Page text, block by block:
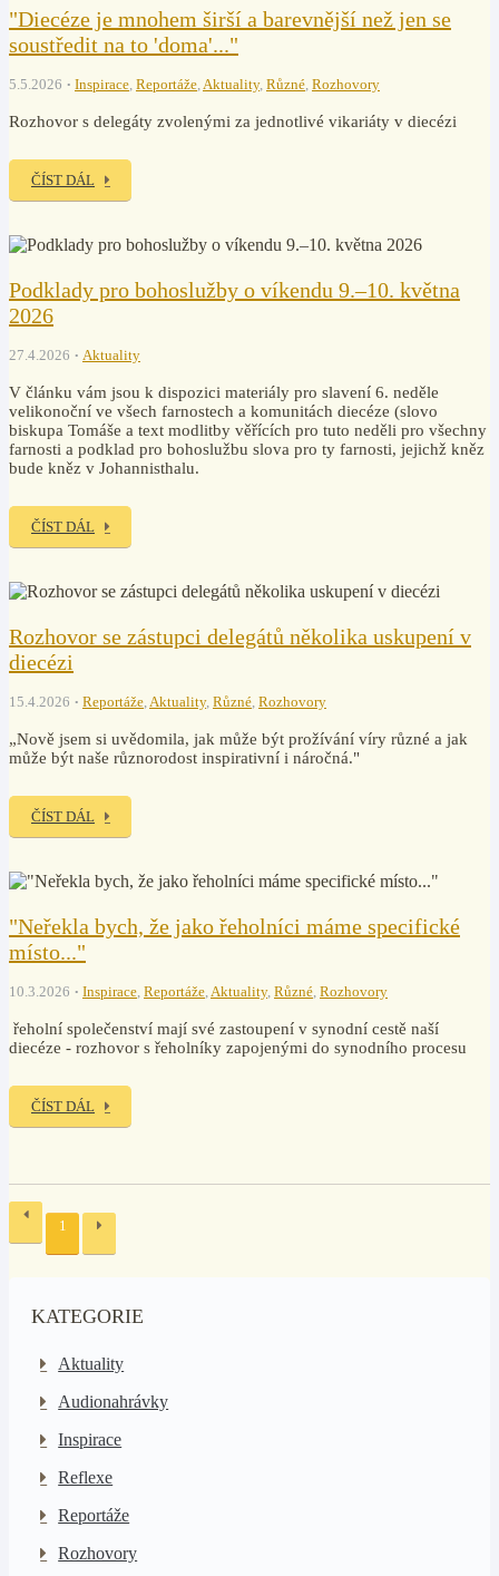
"Diecéze je mnohem širší a barevnější než jen se
soustředit na to 'doma'..."
5.5.2026 Inspirace, Reportáže,Aktuality, Různé, Rozhovory
Rozhovor s delegáty zvolenými za jednotlivé vikariáty v diecézi
ČÍST DÁL
Podklady pro bohoslužby o víkendu 9.–10. května
2026
27.4.2026 Aktuality
V článku vám jsou k dispozici materiály pro slavení 6. neděle
velikonoční ve všech farnostech a komunitách diecéze (slovo
biskupa Tomáše a text modlitby věřících pro tuto neděli pro všechny
farnosti a podklad pro bohoslužbu slova pro ty farnosti, jejichž kněz
bude kněz v Johannisthalu.
ČÍST DÁL
Rozhovor se zástupci delegátů několika uskupení v
diecézi
15.4.2026 Reportáže,Aktuality, Různé, Rozhovory
„Nově jsem si uvědomila, jak může být prožívání víry různé a jak
může být naše různorodost inspirativní i náročná."
ČÍST DÁL
"Neřekla bych, že jako řeholníci máme specifické
místo..."
10.3.2026 Inspirace, Reportáže,Aktuality, Různé, Rozhovory
řeholní společenství mají své zastoupení v synodní cestě naší
diecéze - rozhovor s řeholníky zapojenými do synodního procesu
ČÍST DÁL
1
KATEGORIE
Aktuality
Audionahrávky
Inspirace
Reflexe
Reportáže
Rozhovory